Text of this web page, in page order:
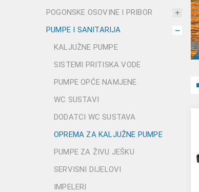
POGONSKE OSOVINE I PRIBOR
PUMPE I SANITARIJA
KALJUŽNE PUMPE
SISTEMI PRITISKA VODE
PUMPE OPĆE NAMJENE
WC SUSTAVI
DODATCI WC SUSTAVA
OPREMA ZA KALJUŽNE PUMPE
PUMPE ZA ŽIVU JEŠKU
SERVISNI DIJELOVI
IMPELERI